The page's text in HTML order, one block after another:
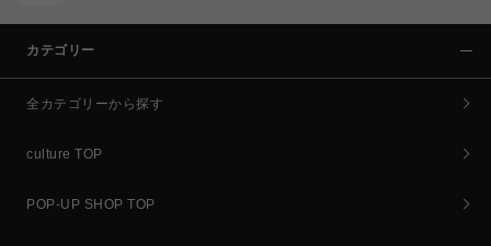
カテゴリー
全カテゴリーから探す
culture TOP
POP-UP SHOP TOP